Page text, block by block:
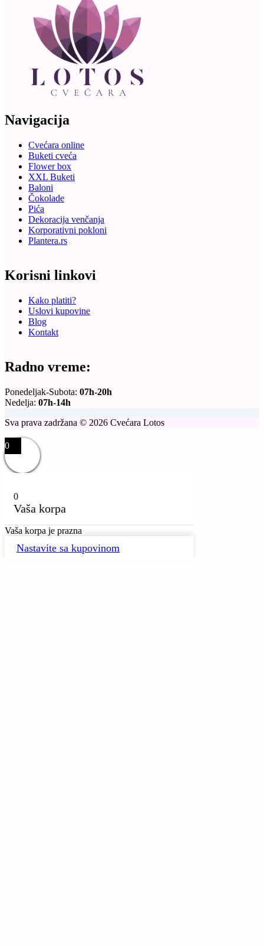
Navigacija
Cvećara online
Buketi cveća
Flower box
XXL Buketi
Baloni
Čokolade
Pića
Dekoracija venčanja
Korporativni pokloni
Plantera.rs
Korisni linkovi
Kako platiti?
Uslovi kupovine
Blog
Kontakt
Radno vreme:
Ponedeljak-Subota: 07h-20h
Nedelja: 07h-14h
Sva prava zadržana © 2026 Cvećara Lotos
0
0
Vaša korpa
Vaša korpa je prazna
Nastavite sa kupovinom